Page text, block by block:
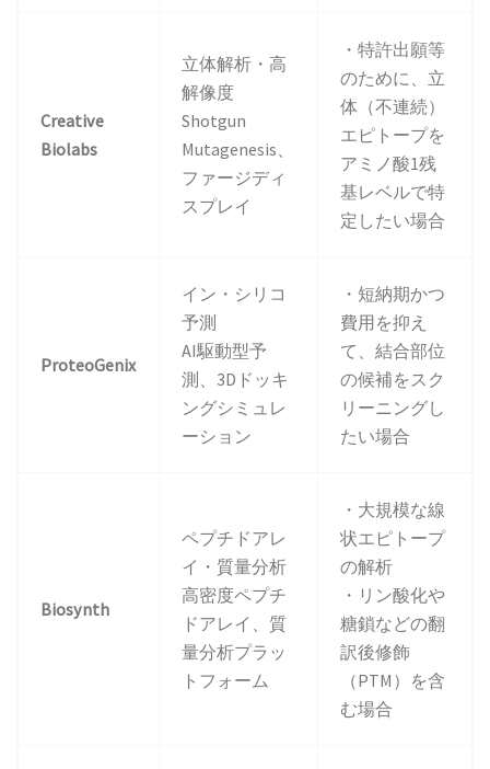
Creative
Biolabs
立体解析・高
解像度
Shotgun
Mutagenesis、
ファージディ
スプレイ
・特許出願等
のために、立
体（不連続）
エピトープを
アミノ酸1残
基レベルで特
定したい場合
ProteoGenix
イン・シリコ
予測
AI駆動型予
測、3Dドッキ
ングシミュレ
ーション
・短納期かつ
費用を抑え
て、結合部位
の候補をスク
リーニングし
たい場合
Biosynth
ペプチドアレ
イ・質量分析
高密度ペプチ
ドアレイ、質
量分析プラッ
トフォーム
・大規模な線
状エピトープ
の解析
・リン酸化や
糖鎖などの翻
訳後修飾
（PTM）を含
む場合